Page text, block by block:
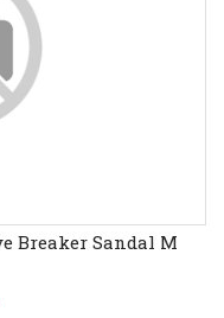
Breaker Sandal M